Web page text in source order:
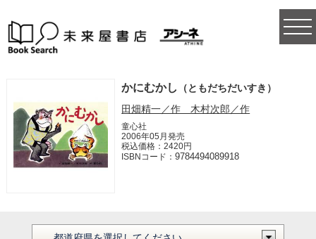
かにむかし
（ともだちだいすき）
田畑精一／作 木村次郎／作
童心社
2006年05月発売
税込価格：2420円
ISBNコード：9784494089918